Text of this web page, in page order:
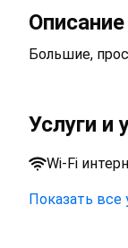
Большие,
Услуги и
Wi-Fi
Показать все